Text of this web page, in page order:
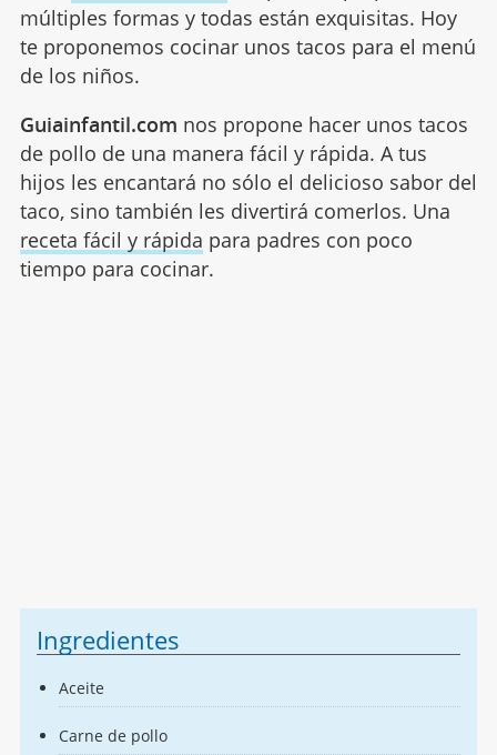
múltiples formas y todas están exquisitas. Hoy
te proponemos cocinar unos tacos para el menú
de los niños.
Guiainfantil.com nos propone hacer unos tacos
de pollo de una manera fácil y rápida. A tus
hijos les encantará no sólo el delicioso sabor del
taco, sino también les divertirá comerlos. Una
receta fácil y rápida para padres con poco
tiempo para cocinar.
Ingredientes
Aceite
Carne de pollo